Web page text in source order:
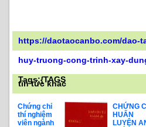
https://daotaocanbo.com/dao-
huy-truong-cong-trinh-xay-
Tags:{TAGS
tin tức khác
Chứng chỉ
thí nghiệm
viên ngành
CHỨNG
HUẤN
LUYỆN